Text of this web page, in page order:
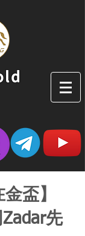
盃】
Zadar先